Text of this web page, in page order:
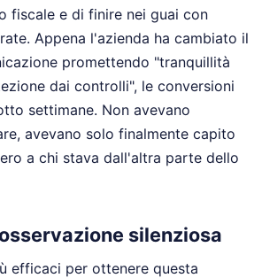
fiscale e di finire nei guai con
Appena l'azienda ha cambiato il
promettendo "tranquillità
dai controlli", le conversioni
settimane. Non avevano
avevano solo finalmente capito
a chi stava dall'altra parte dello
silenziosa
efficaci per ottenere questa